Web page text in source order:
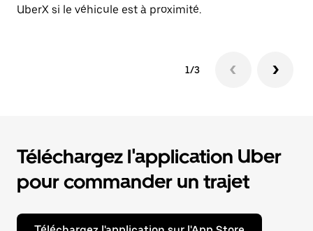
UberX si le véhicule est à proximité.
1/3
Téléchargez l'application Uber
pour commander un trajet